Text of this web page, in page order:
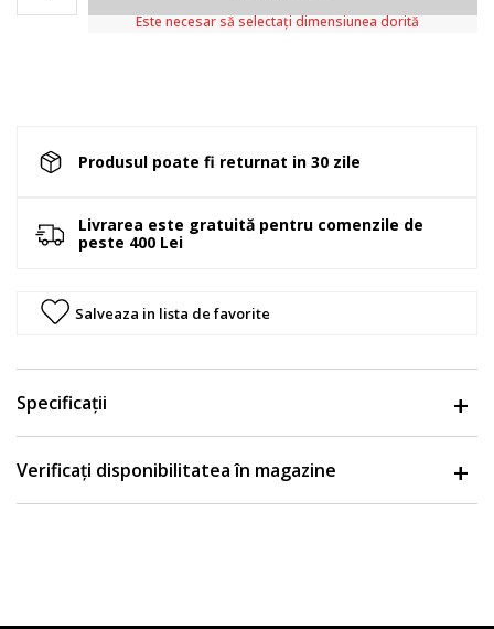
Este necesar să selectați dimensiunea dorită
Produsul poate fi returnat in 30 zile
Livrarea este gratuită pentru comenzile de
peste 400 Lei
Salveaza in lista de favorite
Specificații
Verificați disponibilitatea în magazine